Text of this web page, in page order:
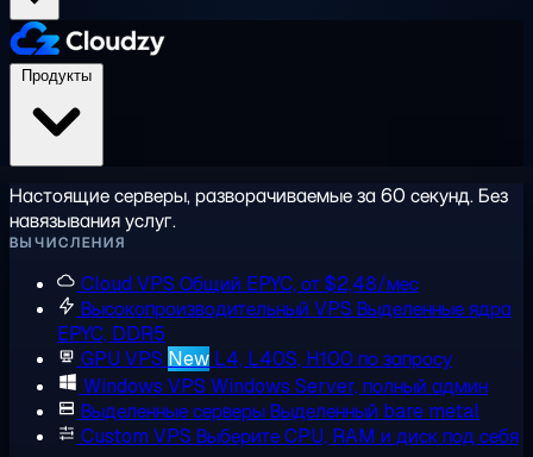
Настоящие серверы, разворачиваемые за 60 секунд. Без
навязывания услуг.
ВЫЧИСЛЕНИЯ
Cloud VPS Общий EPYC, от $2,48/мес
Высокопроизводительный VPS Выделенные ядра
EPYC, DDR5
GPU VPS New L4, L40S, H100 по запросу
Windows VPS Windows Server, полный админ
Выделенные серверыВыделенный bare metal
Custom VPS Выберите CPU, RAM и диск под себя